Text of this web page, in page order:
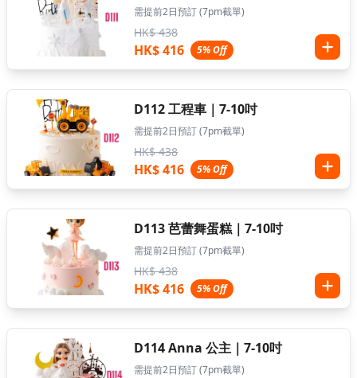
需提前2日預訂 (7pm截單)
HK$ 438
HK$ 416 5% Off
D112 工程車｜7-10吋
需提前2日預訂 (7pm截單)
HK$ 438
HK$ 416 5% Off
D113 芭蕾舞蛋糕｜7-10吋
需提前2日預訂 (7pm截單)
HK$ 438
HK$ 416 5% Off
D114 Anna 公主｜7-10吋
需提前2日預訂 (7pm截單)